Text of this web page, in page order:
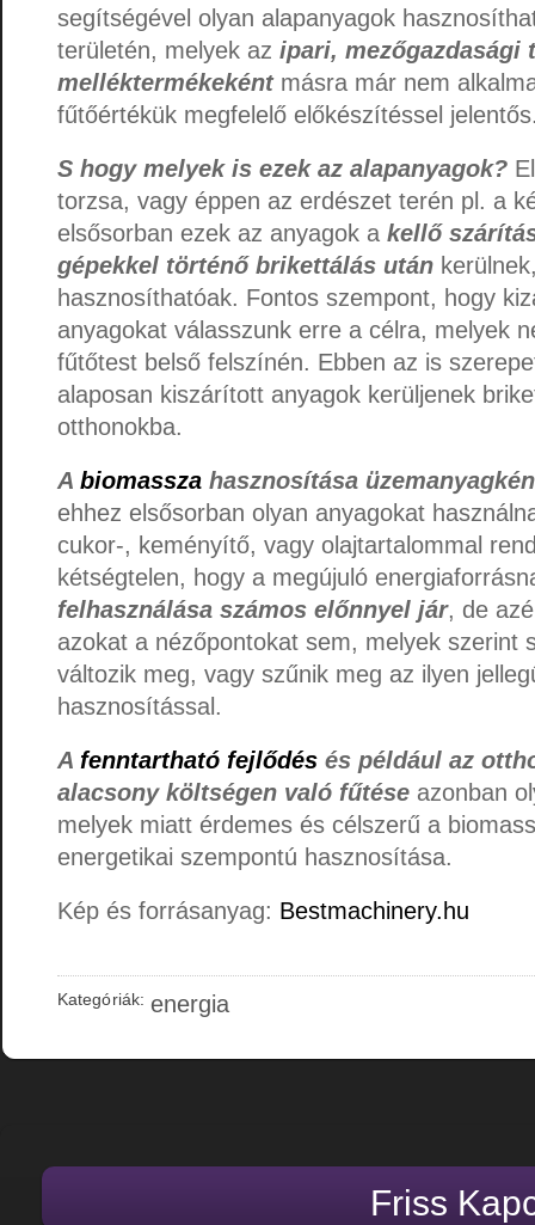
segítségével olyan alapanyagok
területén, melyek az ipari, mezőgazdasági
melléktermékekéntmásra már nem
fűtőértékük megfelelő előkészítéssel
S hogy melyek is ezek az alapanyagok?
torzsa, vagy éppen az erdészet terén pl. a
elsősorban ezek az anyagok a kellő
gépekkel történő brikettálás után
hasznosíthatóak. Fontos szempont, hogy
anyagokat válasszunk erre a célra, melyek
fűtőtest belső felszínén. Ebben az is
alaposan kiszárított anyagok kerüljenek
otthonokba.
A biomassza hasznosítása
ehhez elsősorban olyan anyagokat
cukor-, keményítő, vagy olajtartalommal
kétségtelen, hogy a megújuló
felhasználása számos előnnyel jár, de
azokat a nézőpontokat sem, melyek szerint
változik meg, vagy szűnik meg az ilyen
hasznosítással.
A fenntartható fejlődés és például az
alacsony költségen való fűtése azonban
melyek miatt érdemes és célszerű a
energetikai szempontú hasznosítása.
Kép és forrásanyag: Bestmachinery.hu
Kategóriák: energia
Friss